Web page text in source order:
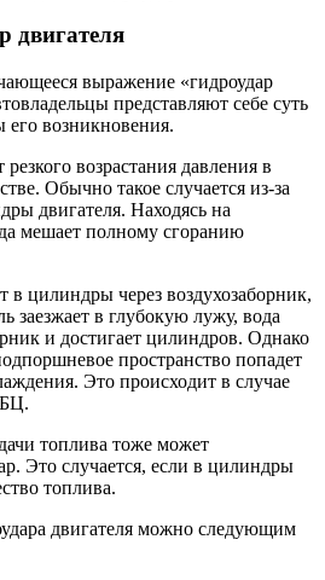
двигателя
выражение «гидроудар
представляют себе суть
его возникновения.
резкого возрастания давления в
Обычно такое случается из-за
двигателя. Находясь на
мешает полному сгоранию
в цилиндры через воздухозаборник,
заезжает в глубокую лужу, вода
и достигает цилиндров. Однако
пространство попадет
Это происходит в случае
топлива тоже может
Это случается, если в цилиндры
топлива.
двигателя можно следующим